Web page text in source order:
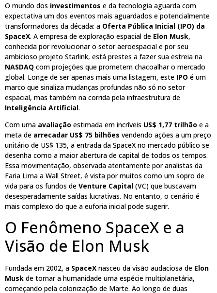
O mundo dos investimentos e da tecnologia aguarda com
expectativa um dos eventos mais aguardados e potencialmente
transformadores da década: a Oferta Pública Inicial (IPO) da
SpaceX. A empresa de exploração espacial de Elon Musk,
conhecida por revolucionar o setor aeroespacial e por seu
ambicioso projeto Starlink, está prestes a fazer sua estreia na
NASDAQ com projeções que prometem chacoalhar o mercado
global. Longe de ser apenas mais uma listagem, este IPO é um
marco que sinaliza mudanças profundas não só no setor
espacial, mas também na corrida pela infraestrutura de
Inteligência Artificial.
Com uma avaliação estimada em incríveis US$ 1,77 trilhão e a
meta de arrecadar US$ 75 bilhões vendendo ações a um preço
unitário de US$ 135, a entrada da SpaceX no mercado público se
desenha como a maior abertura de capital de todos os tempos.
Essa movimentação, observada atentamente por analistas da
Faria Lima a Wall Street, é vista por muitos como um sopro de
vida para os fundos de Venture Capital (VC) que buscavam
desesperadamente saídas lucrativas. No entanto, o cenário é
mais complexo do que a euforia inicial pode sugerir.
O Fenômeno SpaceX e a
Visão de Elon Musk
Fundada em 2002, a SpaceX nasceu da visão audaciosa de Elon
Musk de tornar a humanidade uma espécie multiplanetária,
começando pela colonização de Marte. Ao longo de duas